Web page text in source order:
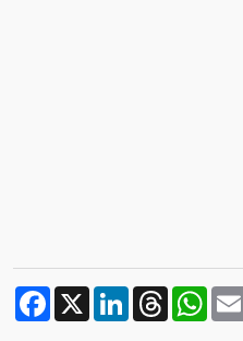
Facebook
X LinkedInThreads